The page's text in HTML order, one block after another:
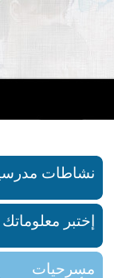
نشاطات
إختبر معلوماتك
مسرحيات